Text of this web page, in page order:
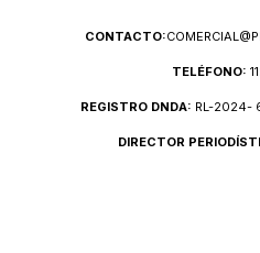
CONTACTO:
TELÉFONO:
REGISTRO DNDA: RL-2024-
DIRECTOR